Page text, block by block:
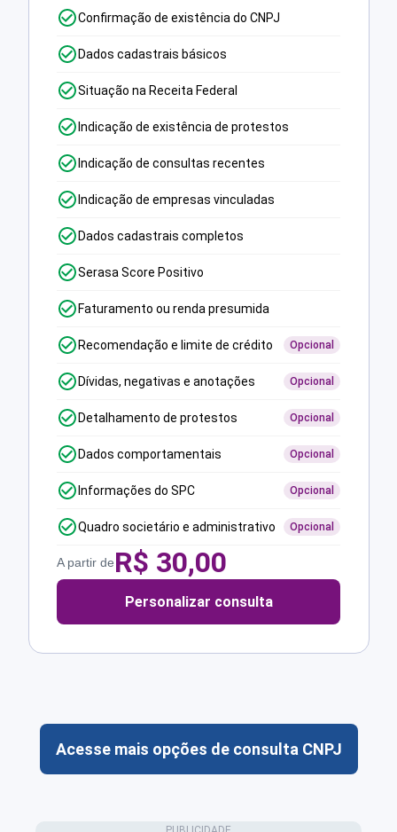
Confirmação de existência do CNPJ
Dados cadastrais básicos
Situação na Receita Federal
Indicação de existência de protestos
Indicação de consultas recentes
Indicação de empresas vinculadas
Dados cadastrais completos
Serasa Score Positivo
Faturamento ou renda presumida
Recomendação e limite de crédito Opcional
Dívidas, negativas e anotações Opcional
Detalhamento de protestos Opcional
Dados comportamentais Opcional
Informações do SPC Opcional
Quadro societário e administrativo Opcional
A partir deR$ 30,00
Personalizar consulta
Acesse mais opções de consulta CNPJ